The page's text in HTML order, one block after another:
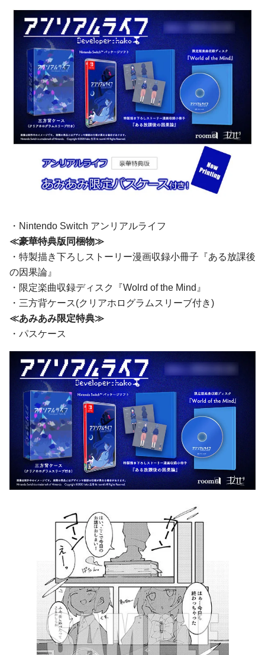
・Nintendo Switch アンリアルライフ
≪豪華特典版同梱物≫
・特製描き下ろしストーリー漫画収録小冊子『ある放課後
の因果論』
・限定楽曲収録ディスク『Wolrd of the Mind』
・三方背ケース(クリアホログラムスリーブ付き)
≪あみあみ限定特典≫
・パスケース